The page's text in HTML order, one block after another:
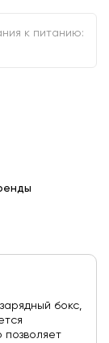
к питанию:
бокс,